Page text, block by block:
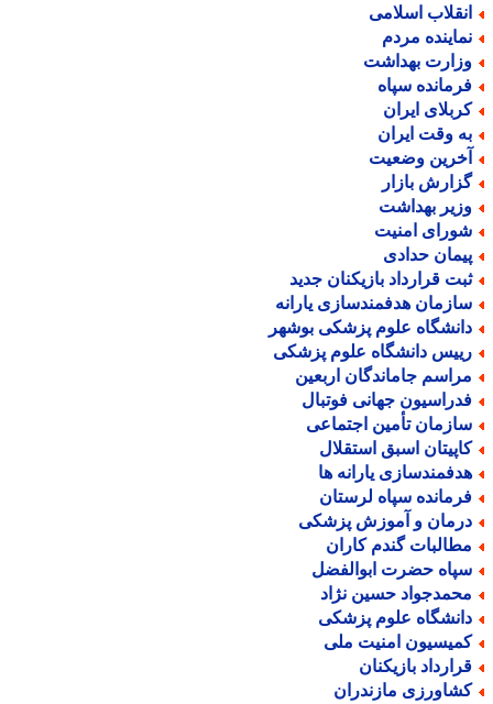
اسلامی
مردم
بهداشت
سپاه
ایران
وقت ایران
وضعیت
بازار
بهداشت
امنیت
حدادی
قرارداد بازیکنان جدید
هدفمندسازی یارانه
علوم پزشکی بوشهر
دانشگاه علوم پزشکی
جاماندگان اربعین
جهانی فوتبال
تأمین اجتماعی
اسبق استقلال
یارانه ها
سپاه لرستان
و آموزش پزشکی
گندم کاران
حضرت ابوالفضل
حسین نژاد
علوم پزشکی
امنیت ملی
بازیکنان
مازندران